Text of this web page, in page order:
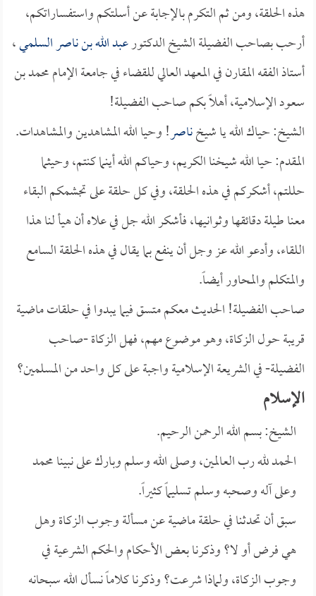
هذه الحلقة، ومن ثم التكرم بالإجابة عن أسلتكم واستفساراتكم،
أرحب بصاحب الفضيلة الشيخ الدكتورعبد الله بن ناصر السلمي،
أستاذ الفقه المقارن في المعهد العالي للقضاء في جامعة الإمام محمد بن
سعود الإسلامية، أهلاً بكم صاحب الفضيلة!
الشيخ: حياك الله يا شيخناصر! وحيا الله المشاهدين والمشاهدات.
المقدم: حيا الله شيخنا الكريم، وحياكم الله أينما كنتم، وحيثما
حللتم، أشكركم في هذه الحلقة، وفي كل حلقة على تجشمكم البقاء
معنا طيلة دقائقها وثوانيها، فأشكر الله جل في علاه أن هيأ لنا هذا
اللقاء، وأدعو الله عز وجل أن ينفع بما يقال في هذه الحلقة السامع
والمتكلم والمحاور أيضاً.
صاحب الفضيلة! الحديث معكم متسق فيما يبدوا في حلقات ماضية
قريبة حول الزكاة، وهو موضوع مهم، فهل الزكاة -صاحب
الفضيلة- في الشريعة الإسلامية واجبة على كل واحد من المسلمين؟
الإسلام
الشيخ: بسم الله الرحمن الرحيم.
الحمد لله رب العالمين، وصلى الله وسلم وبارك على نبينا محمد
وعلى آله وصحبه وسلم تسليماً كثيراً.
سبق أن تحدثنا في حلقة ماضية عن مسألة وجوب الزكاة وهل
هي فرض أو لا؟ وذكرنا بعض الأحكام والحكم الشرعية في
وجوب الزكاة، ولماذا شرعت؟ وذكرنا كلاماً نسأل الله سبحانه